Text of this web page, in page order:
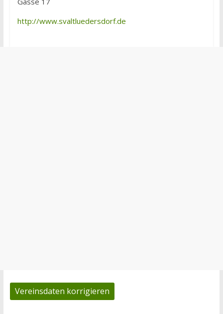
http://www.svaltluedersdorf.de
Vereinsdaten korrigieren